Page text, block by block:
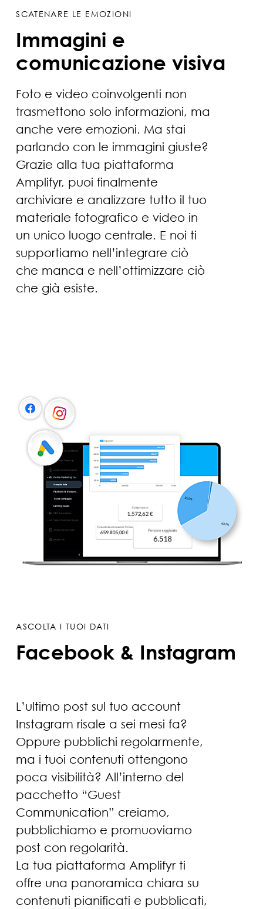
SCATENARE LE EMOZIONI
Immagini e
comunicazione visiva
Foto e video coinvolgenti non
trasmettono solo informazioni, ma
anche vere emozioni. Ma stai
parlando con le immagini giuste?
Grazie alla tua piattaforma
Amplifyr, puoi finalmente
archiviare e analizzare tutto il tuo
materiale fotografico e video in
un unico luogo centrale. E noi ti
supportiamo nell’integrare ciò
che manca e nell’ottimizzare ciò
che già esiste.
ASCOLTA I TUOI DATI
Facebook & Instagram
L’ultimo post sul tuo account
Instagram risale a sei mesi fa?
Oppure pubblichi regolarmente,
ma i tuoi contenuti ottengono
poca visibilità? All’interno del
pacchetto “Guest
Communication” creiamo,
pubblichiamo e promuoviamo
post con regolarità.
La tua piattaforma Amplifyr ti
offre una panoramica chiara su
contenuti pianificati e pubblicati,